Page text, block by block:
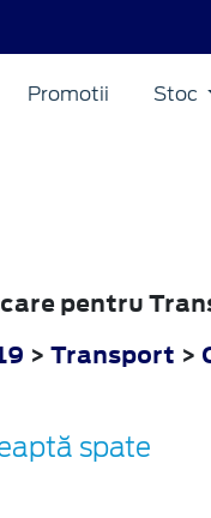
Promotii Stoc
pentru
> Transport >
spate